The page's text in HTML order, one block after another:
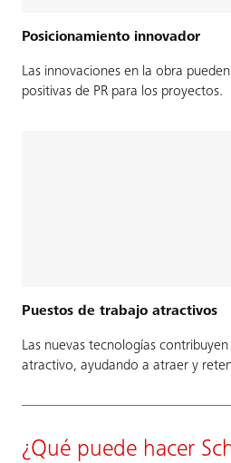
Posicionamiento innovador
Las innovaciones en la obra
positivas de PR para los proyectos.
Puestos de trabajo atractivos
Las nuevas tecnologías
atractivo, ayudando a atraer y
¿Qué puede hacer